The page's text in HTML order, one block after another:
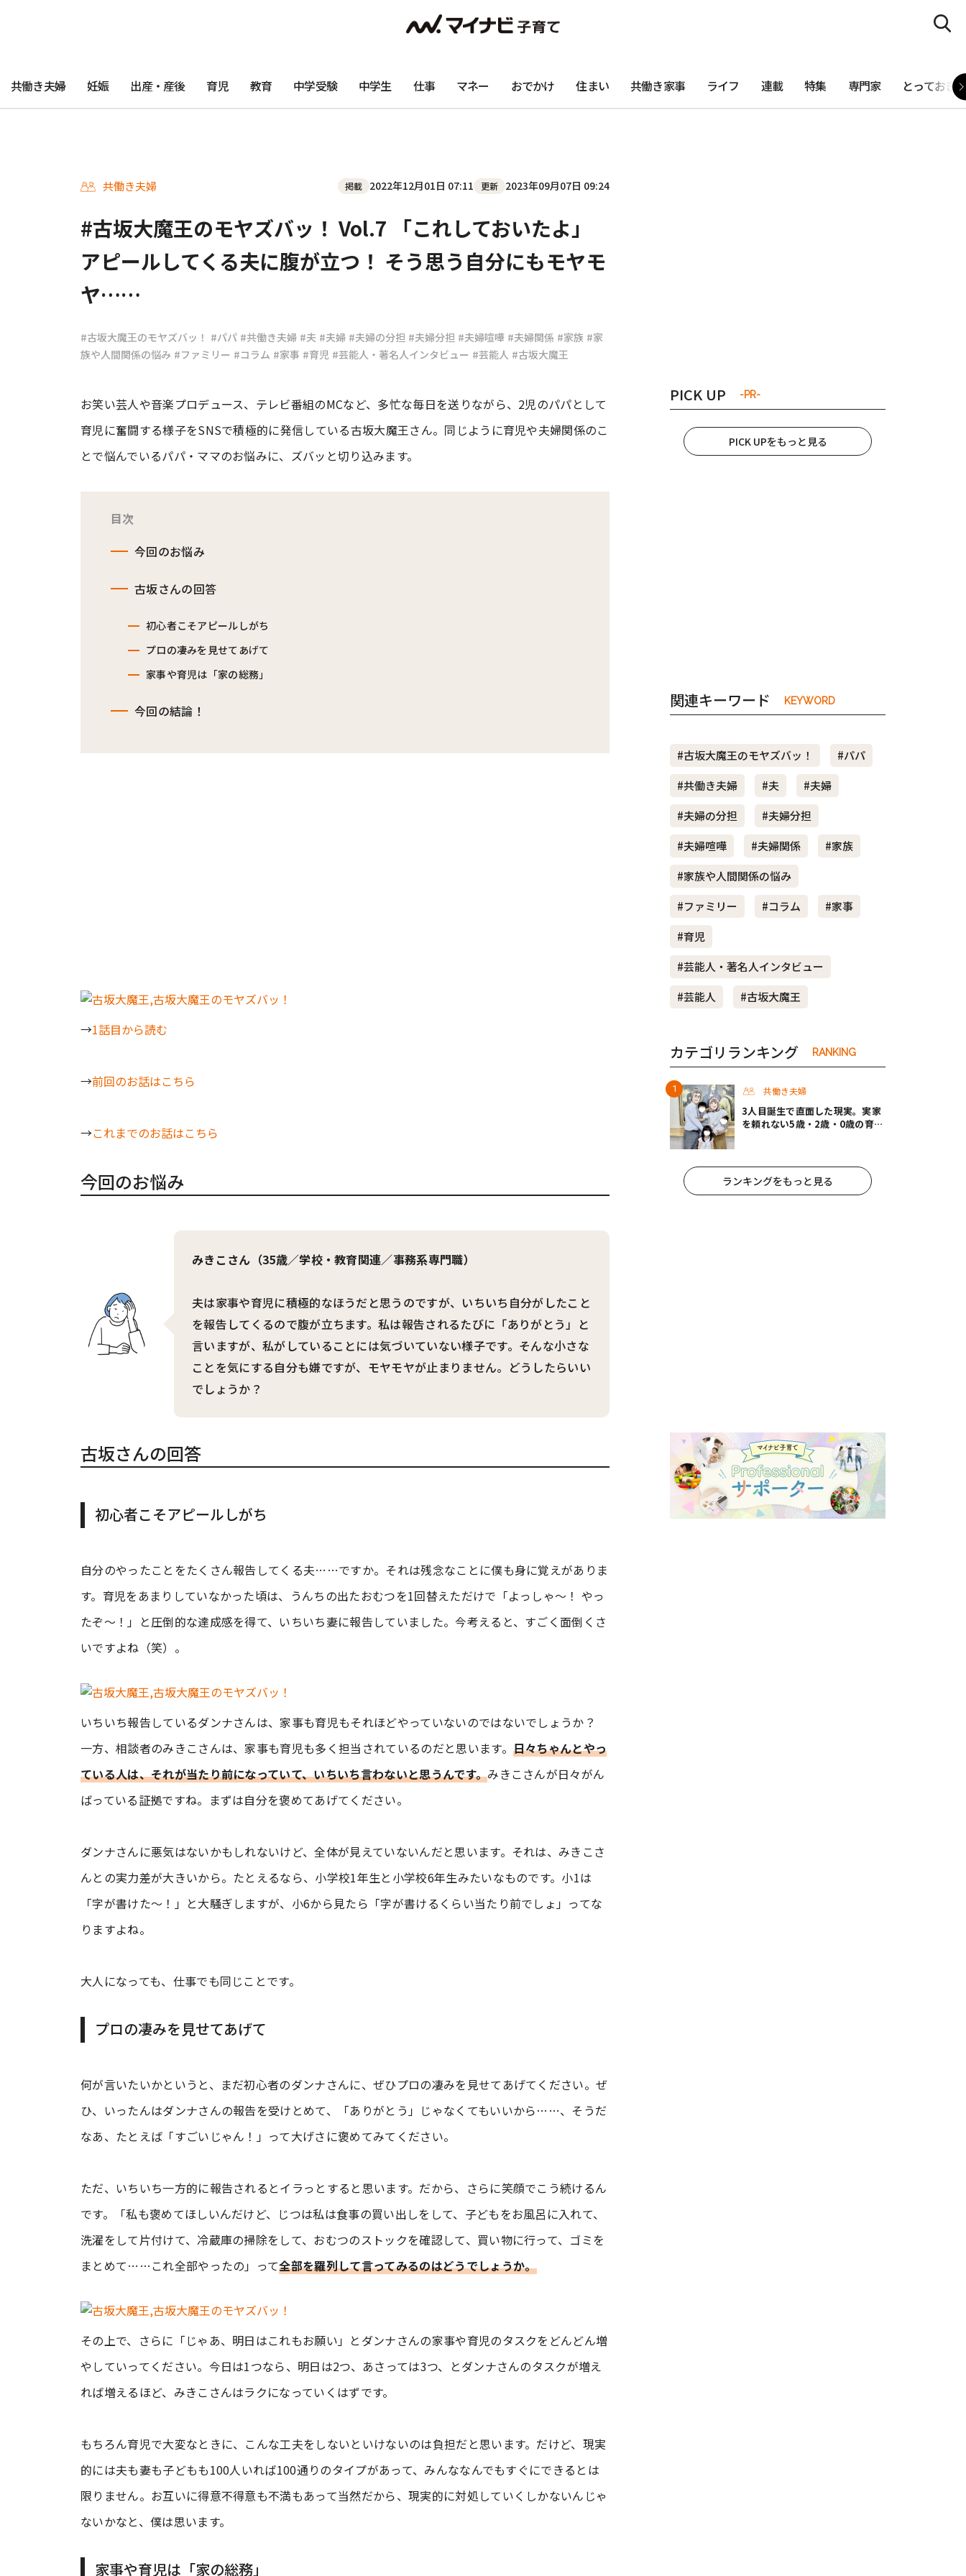
#渡邊大地の令和的ワーパパ道 #ベビーニュース #マタニティニュース
共働き夫婦 妊娠 出産・産後 育児 教育 中学受験 中学生 仕事 マネー おでかけ 住まい 共働き家事 ライフ 連載 特集 専門家 とっておき
共働き夫婦 掲載 2022年12月01日 07:11 更新 2023年09月07日 09:24
#古坂大魔王のモヤズバッ！ Vol.7 「これしておいたよ」
アピールしてくる夫に腹が立つ！ そう思う自分にもモヤモ
ヤ……
#古坂大魔王のモヤズバッ！ #パパ #共働き夫婦 #夫 #夫婦 #夫婦の分担 #夫婦分担 #夫婦喧嘩 #夫婦関係 #家族 #家
族や人間関係の悩み #ファミリー #コラム #家事 #育児 #芸能人・著名人インタビュー #芸能人 #古坂大魔王
お笑い芸人や音楽プロデュース、テレビ番組のMCなど、多忙な毎日を送りながら、2児のパパとして
育児に奮闘する様子をSNSで積極的に発信している古坂大魔王さん。同じように育児や夫婦関係のこ
とで悩んでいるパパ・ママのお悩みに、ズバッと切り込みます。
目次
今回のお悩み
古坂さんの回答
初心者こそアピールしがち
プロの凄みを見せてあげて
家事や育児は「家の総務」
今回の結論！
→1話目から読む
→前回のお話はこちら
→これまでのお話はこちら
今回のお悩み
みきこさん（35歳／学校・教育関連／事務系専門職）
夫は家事や育児に積極的なほうだと思うのですが、いちいち自分がしたこと
を報告してくるので腹が立ちます。私は報告されるたびに「ありがとう」と
言いますが、私がしていることには気づいていない様子です。そんな小さな
ことを気にする自分も嫌ですが、モヤモヤが止まりません。どうしたらいい
でしょうか？
古坂さんの回答
初心者こそアピールしがち
自分のやったことをたくさん報告してくる夫……ですか。それは残念なことに僕も身に覚えがありま
す。育児をあまりしていなかった頃は、うんちの出たおむつを1回替えただけで「よっしゃ～！ やっ
たぞ～！」と圧倒的な達成感を得て、いちいち妻に報告していました。今考えると、すごく面倒くさ
いですよね（笑）。
いちいち報告しているダンナさんは、家事も育児もそれほどやっていないのではないでしょうか？
一方、相談者のみきこさんは、家事も育児も多く担当されているのだと思います。 日々ちゃんとやっ
ている人は、それが当たり前になっていて、いちいち言わないと思うんです。みきこさんが日々がん
ばっている証拠ですね。まずは自分を褒めてあげてください。
ダンナさんに悪気はないかもしれないけど、全体が見えていないんだと思います。それは、みきこさ
んとの実力差が大きいから。たとえるなら、小学校1年生と小学校6年生みたいなものです。小1は
「字が書けた～！」と大騒ぎしますが、小6から見たら「字が書けるくらい当たり前でしょ」ってな
りますよね。
大人になっても、仕事でも同じことです。
プロの凄みを見せてあげて
何が言いたいかというと、まだ初心者のダンナさんに、ぜひプロの凄みを見せてあげてください。ぜ
ひ、いったんはダンナさんの報告を受けとめて、「ありがとう」じゃなくてもいいから……、そうだ
なあ、たとえば「すごいじゃん！」って大げさに褒めてみてください。
ただ、いちいち一方的に報告されるとイラっとすると思います。だから、さらに笑顔でこう続けるん
です。「私も褒めてほしいんだけど、じつは私は食事の買い出しをして、子どもをお風呂に入れて、
洗濯をして片付けて、冷蔵庫の掃除をして、おむつのストックを確認して、買い物に行って、ゴミを
まとめて……これ全部やったの」って全部を羅列して言ってみるのはどうでしょうか。
その上で、さらに「じゃあ、明日はこれもお願い」とダンナさんの家事や育児のタスクをどんどん増
やしていってください。今日は1つなら、明日は2つ、あさっては3つ、とダンナさんのタスクが増え
れば増えるほど、みきこさんはラクになっていくはずです。
もちろん育児で大変なときに、こんな工夫をしないといけないのは負担だと思います。だけど、現実
的には夫も妻も子どもも100人いれば100通りのタイプがあって、みんななんでもすぐにできるとは
限りません。お互いに得意不得意も不満もあって当然だから、現実的に対処していくしかないんじゃ
ないかなと、僕は思います。
家事や育児は「家の総務」
PICK UP -PR-
PICK UPをもっと見る
関連キーワード KEYWORD
#古坂大魔王のモヤズバッ！
#パパ
#共働き夫婦
#夫
#夫婦
#夫婦の分担
#夫婦分担
#夫婦喧嘩
#夫婦関係
#家族
#家族や人間関係の悩み
#ファミリー
#コラム
#家事
#育児
#芸能人・著名人インタビュー
#芸能人
#古坂大魔王
カテゴリランキング RANKING
共働き夫婦
3人目誕生で直面した現実。実家
を頼れない5歳・2歳・0歳の育児
ランキングをもっと見る